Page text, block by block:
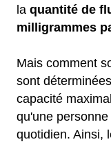
la quantité de
milligrammes
Mais comment
sont
capacité
qu'une
quotidien. Ainsi,